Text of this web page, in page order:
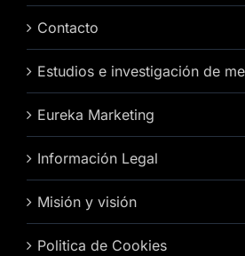
Contacto
Estudios e investigación de
Eureka Marketing
Información Legal
Misión y visión
Politica de Cookies